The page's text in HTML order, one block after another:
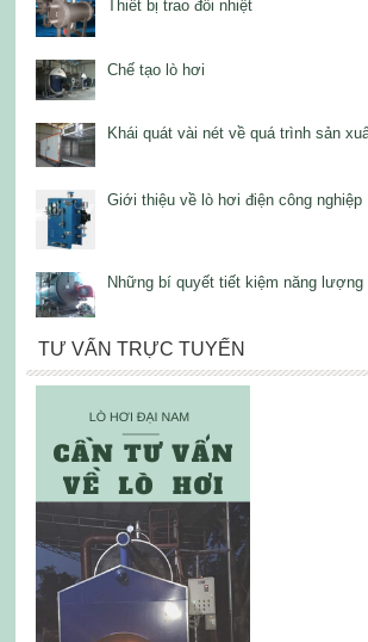
Thiết bị trao đổi nhiệt
Chế tạo lò hơi
Khái quát vài nét về quá trình sản
Giới thiệu về lò hơi điện công nghiệp
Những bí quyết tiết kiệm năng lượng
TƯ VẤN TRỰC TUYẾN